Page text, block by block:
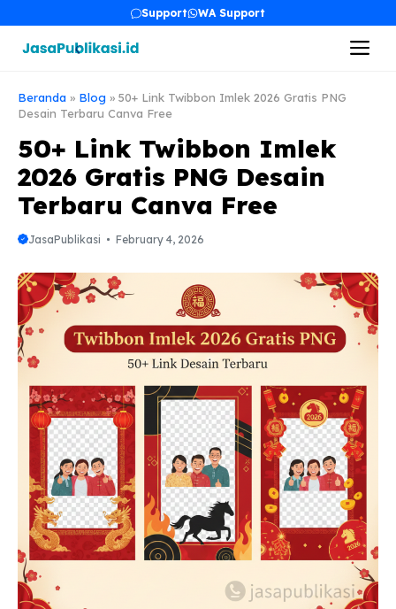
content
Support WA Support
Beranda » Blog » 50+ Link Twibbon Imlek 2026 Gratis PNG
Desain Terbaru Canva Free
50+ Link Twibbon Imlek
2026 Gratis PNG Desain
Terbaru Canva Free
JasaPublikasi February 4, 2026